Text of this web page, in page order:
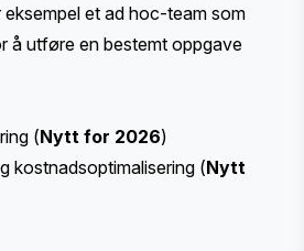
et ad hoc-team som
å utføre en bestemt oppgave
(Nytt for 2026)
kostnadsoptimalisering (Nytt